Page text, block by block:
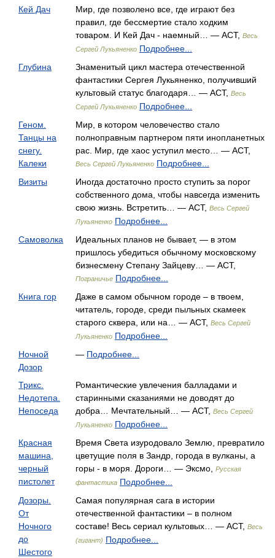
Кей Дач
Мир, где позволено все, где играют без
правил, где бессмертие стало ходким
товаром. И Кей Дач - наемный… — АСТ, Весь
Сергей Лукьяненко Подробнее...
Глубина
Знаменитый цикл мастера отечественной
фантастики Сергея Лукьяненко, получивший
культовый статус благодаря… — АСТ, Весь
Сергей Лукьяненко Подробнее...
Геном.
Танцы на
снегу.
Калеки
Мир, в котором человечество стало
полноправным партнером пяти инопланетных
рас. Мир, где хаос уступил место… — АСТ,
Весь Сергей Лукьяненко Подробнее...
Визиты
Иногда достаточно просто ступить за порог
собственного дома, чтобы навсегда изменить
свою жизнь. Встретить… — АСТ, Весь Сергей
Лукьяненко Подробнее...
Самоволка
Идеальных планов не бывает, — в этом
пришлось убедиться обычному московскому
бизнесмену Степану Зайцеву… — АСТ,
Пограничье Подробнее...
Книга гор
Даже в самом обычном городе – в твоем,
читатель, городе, среди пыльных скамеек
старого сквера, или на… — АСТ, Весь Сергей
Лукьяненко Подробнее...
Ночной
Дозор
— Подробнее...
Трикс.
Недотепа.
Непоседа
Романтические увлечения балладами и
старинными сказаниями не доводят до
добра… Мечтательный… — АСТ, Весь Сергей
Лукьяненко Подробнее...
Красная
машина,
черный
пистолет
Время Света изуродовало Землю, превратило
цветущие поля в Зандр, города в вулканы, а
горы - в моря. Дороги… — Эксмо,
Русская
фантастика Подробнее...
Дозоры.
От
Ночного
до
Шестого
Самая популярная сага в истории
отечественной фантастики – в полном
составе! Весь сериал культовых… — АСТ, Весь
(гигант) Подробнее...